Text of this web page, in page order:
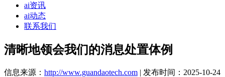
ai资讯
ai动态
联系我们
清晰地领会我们的消息处置体例
信息来源： http://www.guandaotech.com | 发布时间：2025-10-24